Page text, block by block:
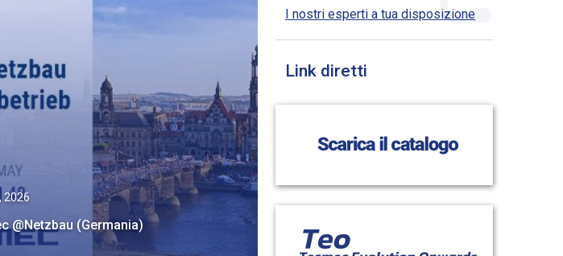
2026
@IEEE (Chicago, US)
I nostri esperti a tua disposizione
Link diretti